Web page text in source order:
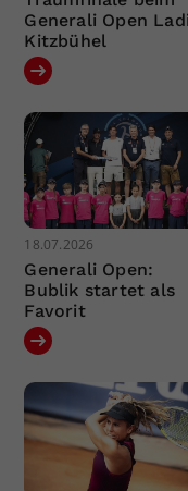
Generali Open
Kitzbühel
18.07.2026
Generali Open:
Bublik startet als
Favorit